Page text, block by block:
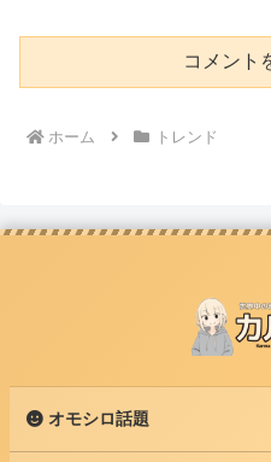
コメント
ホーム トレンド
オモシロ話題